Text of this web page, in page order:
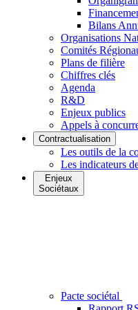
Bilans
Organisations
Comités
Plans de filière
Chiffres clés
Agenda
R&D
Enjeux publics
Appels à
Contractualisation
Les outils de la
Les indicateurs
Enjeux
Sociétaux
Pacte sociétal